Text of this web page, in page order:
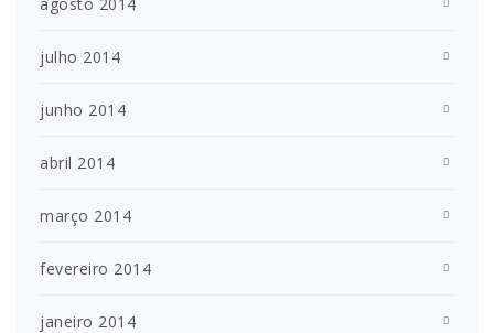
julho 2014
junho 2014
abril 2014
março 2014
fevereiro 2014
janeiro 2014